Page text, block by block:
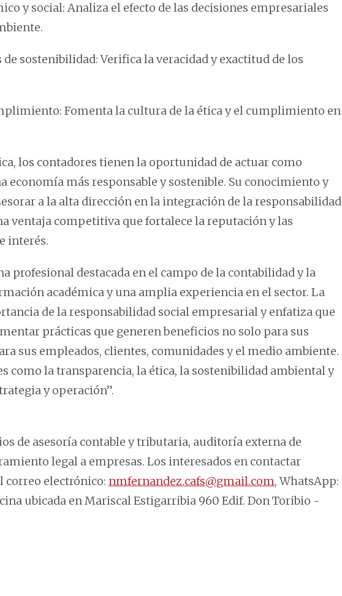
y social: Analiza el efecto de las decisiones empresariales
sostenibilidad: Verifica la veracidad y exactitud de los
Fomenta la cultura de la ética y el cumplimiento en
los contadores tienen la oportunidad de actuar como
economía más responsable y sostenible. Su conocimiento y
a la alta dirección en la integración de la responsabilidad
ventaja competitiva que fortalece la reputación y las
interés.
profesional destacada en el campo de la contabilidad y la
académica y una amplia experiencia en el sector. La
de la responsabilidad social empresarial y enfatiza que
prácticas que generen beneficios no solo para sus
sus empleados, clientes, comunidades y el medio ambiente.
como la transparencia, la ética, la sostenibilidad ambiental y
y operación”.
de asesoría contable y tributaria, auditoría externa de
legal a empresas. Los interesados en contactar
correo electrónico: nmfernandez.cafs@gmail.com, WhatsApp:
ubicada en Mariscal Estigarribia 960 Edif. Don Toribio -